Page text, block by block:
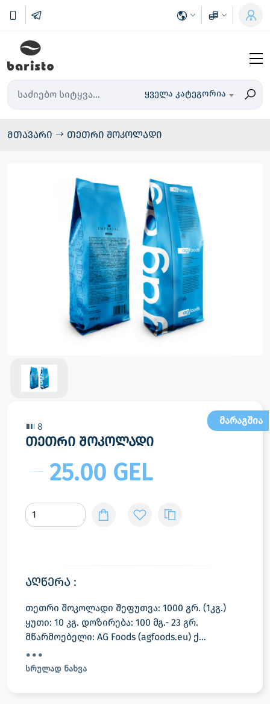
ყველა კატეგორია
მთავარი თეთრი შოკოლადი
8
მარაგშია
თეთრი შოკოლადი
25.00 GEL
აღწერა :
თეთრი შოკოლადი შეფუთვა: 1000 გრ. (1კგ.)
ყუთი: 10 კგ. დოზირება: 100 მგ.- 23 გრ.
მწარმოებელი: AG Foods (agfoods.eu) ქ...
სრულად ნახვა